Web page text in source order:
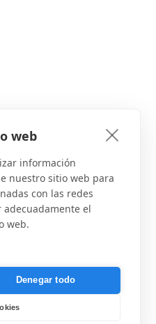
web
información
nuestro sitio web para
con las redes
el
web.
Denegar todo